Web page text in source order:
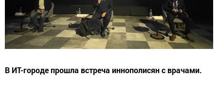
В ИТ-городе прошла встреча иннополисян с врачами.